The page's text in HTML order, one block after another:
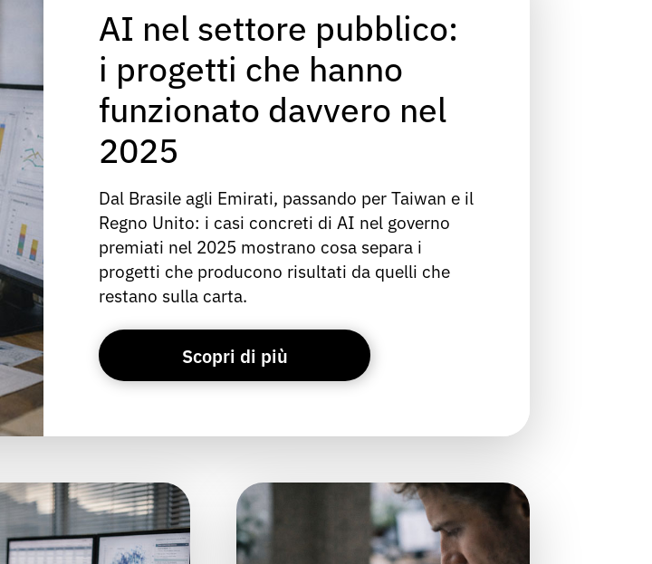
AI nel settore pubblico:
i progetti che hanno
funzionato davvero nel
2025
Dal Brasile agli Emirati, passando per Taiwan e il
Regno Unito: i casi concreti di AI nel governo
premiati nel 2025 mostrano cosa separa i
progetti che producono risultati da quelli che
restano sulla carta.
Scopri di più